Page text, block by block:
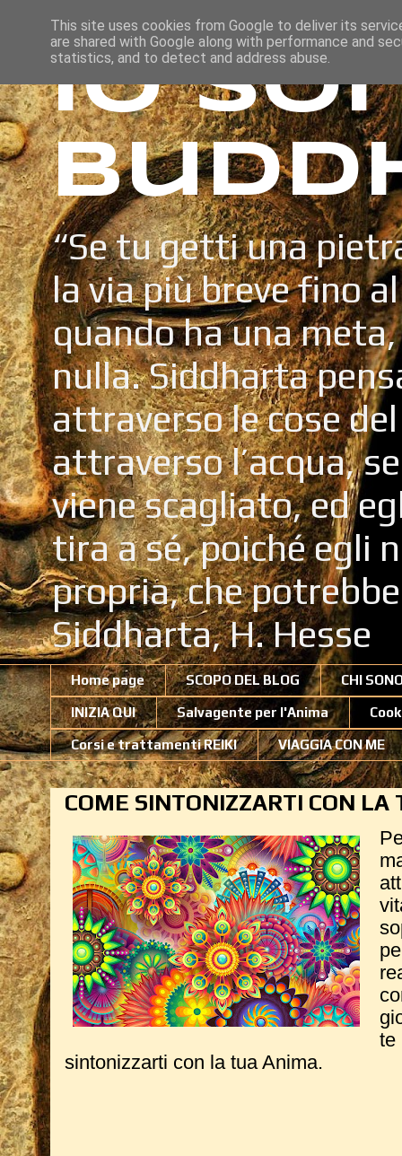
Io
“Se tu getti una
la via più breve fino
quando ha una
nulla. Siddharta
attraverso le cose
attraverso l’acqua,
viene scagliato, ed
tira a sé, poiché egli
propria, che
Siddharta, H. Hesse
Home page SCOPO DEL BLOG CHI
INIZIA QUI Salvagente per l'Anima
Corsi e trattamenti REIKI VIAGGIA CON ME
COME SINTONIZZARTI CON LA
sintonizzarti con la tua Anima.
This site uses cookies from Google to deliver its
are shared with Google along with performance and
statistics, and to detect and address abuse.